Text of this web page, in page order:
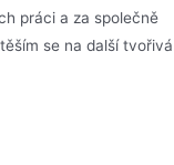
práci a za společně
se na další tvořivá